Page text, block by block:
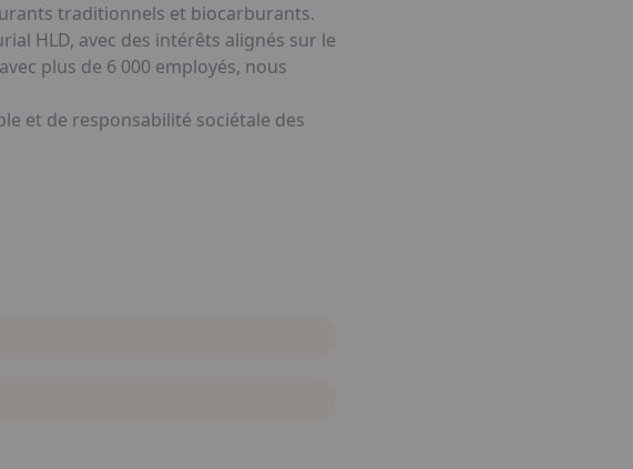
traditionnels et biocarburants.
HLD, avec des intérêts alignés sur le
plus de 6 000 employés, nous
et de responsabilité sociétale des